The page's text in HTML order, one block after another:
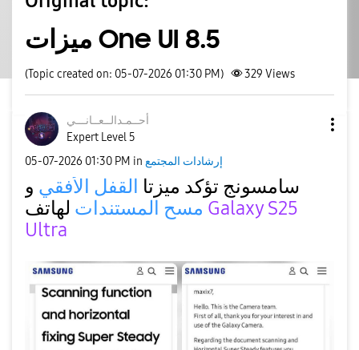
ميزات One UI 8.5
(Topic created on: 05-07-2026 01:30 PM) 329 Views
أحــمـدالــعــانـــي
Expert Level 5
‎05-07-2026 01:30 PM in إرشادات المجتمع
سامسونج تؤكد ميزتا القفل الأفقي و
مسح المستندات Galaxy S25
Ultra